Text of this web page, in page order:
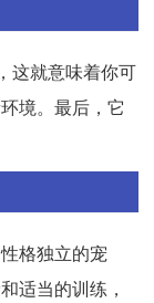
这就意味着你可
境。最后，它
格独立的宠
适当的训练，